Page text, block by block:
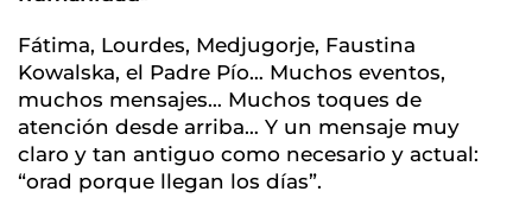
Fátima, Lourdes, Medjugorje, Faustina
Kowalska, el Padre Pío… Muchos eventos,
muchos mensajes… Muchos toques de
atención desde arriba… Y un mensaje muy
claro y tan antiguo como necesario y actual:
“orad porque llegan los días”.